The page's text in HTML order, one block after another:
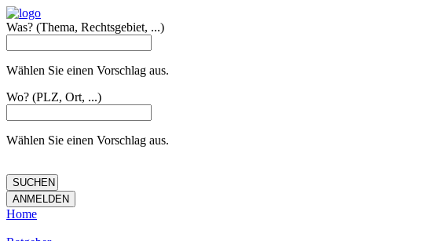
Was? (Thema, Rechtsgebiet, ...)
Wählen Sie einen Vorschlag aus.
Wo? (PLZ, Ort, ...)
Wählen Sie einen Vorschlag aus.
Home